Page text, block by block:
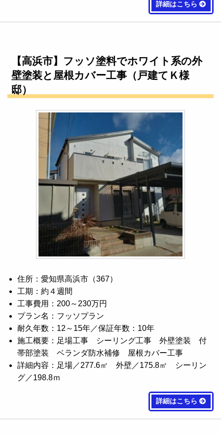
詳細はこちら
【高浜市】フッソ塗料でホワイト系の外
壁塗装と屋根カバー工事（戸建てＫ様
邸）
住所：愛知県高浜市（367）
工期：約４週間
工事費用：200～230万円
プラン名：フッソプラン
耐久年数：12～15年／保証年数：10年
施工概要：足場工事 シーリング工事 外壁塗装 付
帯部塗装 ベランダ防水補修 屋根カバー工事
詳細内容：足場／277.6㎡ 外壁／175.8㎡ シーリン
グ／198.8ｍ
詳細はこちら